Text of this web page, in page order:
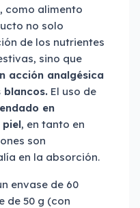
como alimento
no solo
de los nutrientes
sino que
acción analgésica
El uso de
en
piel, en tanto en
son
en la absorción.
envase de 60
de 50 g (con